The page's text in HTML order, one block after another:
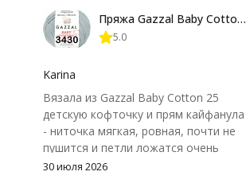
нюанс - пряжа немного скользит и
иногда расслаивается, пришлось
крючок поудобнее.
Пряжа Gazzal Baby Cotton 25
5.0
Karina
Вязала из Gazzal Baby Cotton 25
детскую кофточку и прям кайфанула
- ниточка мягкая, ровная, почти не
пушится и петли ложатся очень
аккуратно. После стирки полотно
30 июля 2026